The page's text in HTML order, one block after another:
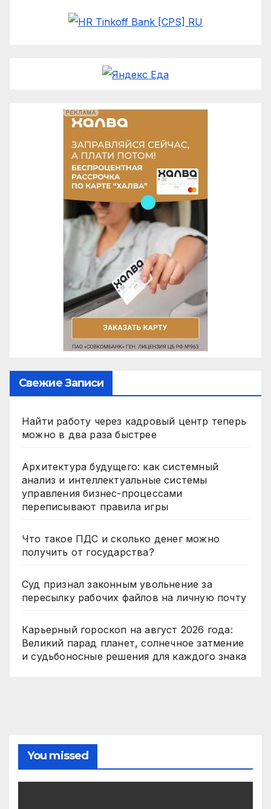
Свежие Записи
Найти работу через кадровый центр теперь
можно в два раза быстрее
Архитектура будущего: как системный
анализ и интеллектуальные системы
управления бизнес-процессами
переписывают правила игры
Что такое ПДС и сколько денег можно
получить от государства?
Суд признал законным увольнение за
пересылку рабочих файлов на личную почту
Карьерный гороскоп на август 2026 года:
Великий парад планет, солнечное затмение
и судьбоносные решения для каждого знака
You missed